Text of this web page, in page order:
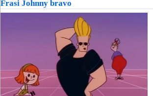
Frasi Johnny bravo